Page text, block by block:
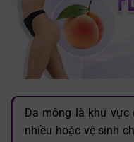
Da mông là khu vực
nhiều hoặc vệ sinh